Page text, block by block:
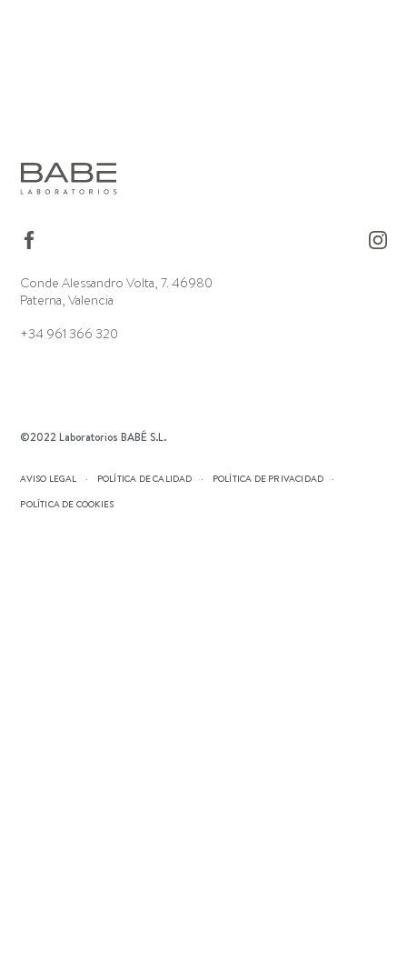
Conde Alessandro Volta, 7. 46980
Paterna, Valencia
+34 961 366 320
©2022 Laboratorios BABÉ S.L.
AVISO LEGAL POLÍTICA DE CALIDAD
POLÍTICA DE PRIVACIDAD
POLÍTICA DE COOKIES